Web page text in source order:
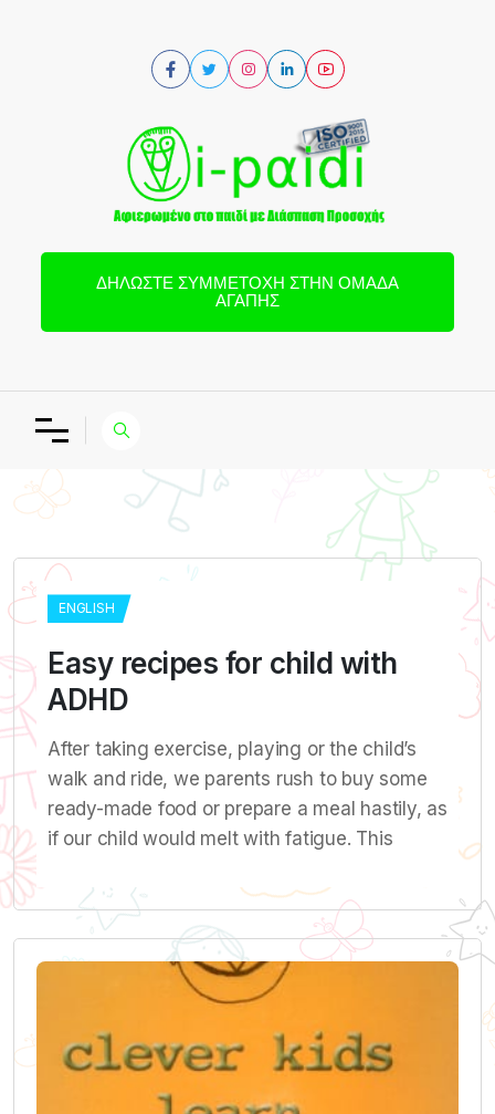
ΔΗΛΏΣΤΕ ΣΥΜΜΕΤΟΧΉ ΣΤΗΝ ΟΜΆΔΑ
ΑΓΆΠΗΣ
ENGLISH
Easy recipes for child with
ADHD
After taking exercise, playing or the child’s
walk and ride, we parents rush to buy some
ready-made food or prepare a meal hastily, as
if our child would melt with fatigue. This